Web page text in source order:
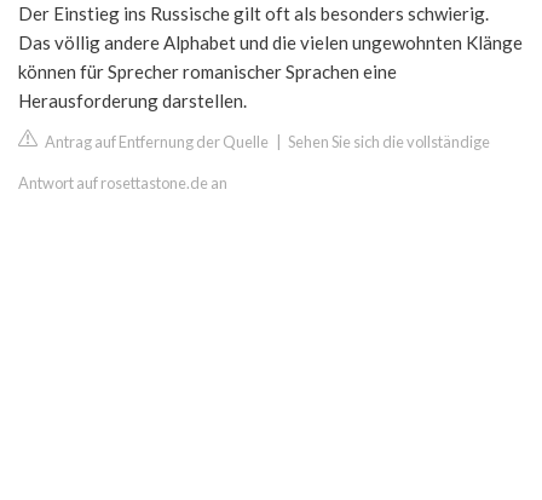
Der Einstieg ins Russische gilt oft als besonders schwierig.
Das völlig andere Alphabet und die vielen ungewohnten Klänge
können für Sprecher romanischer Sprachen eine
Herausforderung darstellen.
Antrag auf Entfernung der Quelle Sehen Sie sich die vollständige
Antwort auf rosettastone.de an